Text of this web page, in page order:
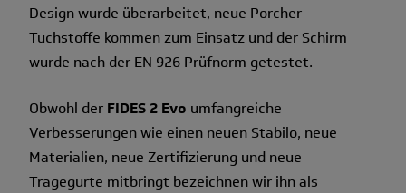
Design wurde überarbeitet, neue Porcher-
Tuchstoffe kommen zum Einsatz und der Schirm
wurde nach der EN 926 Prüfnorm getestet.
Obwohl der FIDES 2 Evo umfangreiche
Verbesserungen wie einen neuen Stabilo, neue
Materialien, neue Zertifizierung und neue
Tragegurte mitbringt bezeichnen wir ihn als